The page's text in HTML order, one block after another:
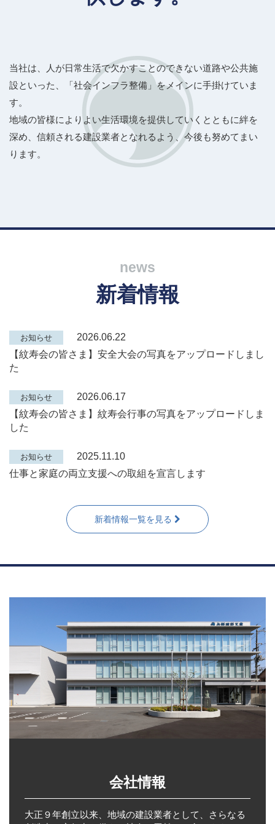
当社は、人が日常生活で欠かすことのできない道路や公共施
設といった、「社会インフラ整備」をメインに手掛けていま
す。
地域の皆様によりよい生活環境を提供していくとともに絆を
深め、信頼される建設業者となれるよう、今後も努めてまい
ります。
news
新着情報
お知らせ
2026.06.22
【紋寿会の皆さま】安全大会の写真をアップロードしまし
た
お知らせ
2026.06.17
【紋寿会の皆さま】紋寿会行事の写真をアップロードしま
した
お知らせ
2025.11.10
仕事と家庭の両立支援への取組を宣言します
新着情報一覧を見る
会社情報
大正９年創立以来、地域の建設業者として、さらなる